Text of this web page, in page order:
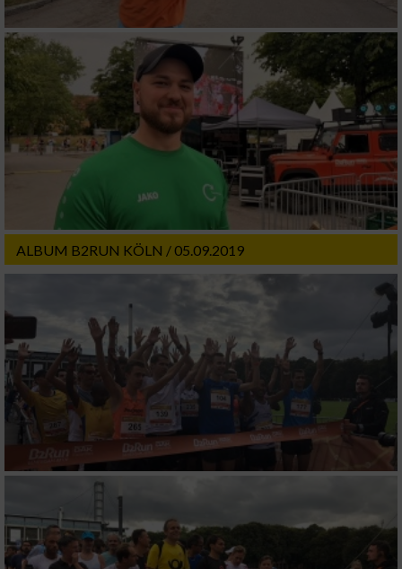
ALBUM B2RUN KÖLN / 05.09.2019